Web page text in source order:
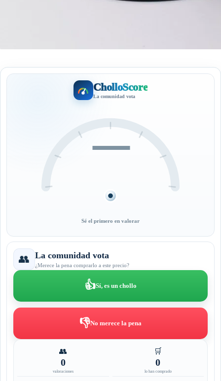
CholloScore
La comunidad vota
—
Sé el primero en valorar
👥 La comunidad vota
¿Merece la pena comprarlo a este precio?
👍Sí, es un chollo
👎No merece la pena
👥
0
valoraciones
🛒
0
lo han comprado